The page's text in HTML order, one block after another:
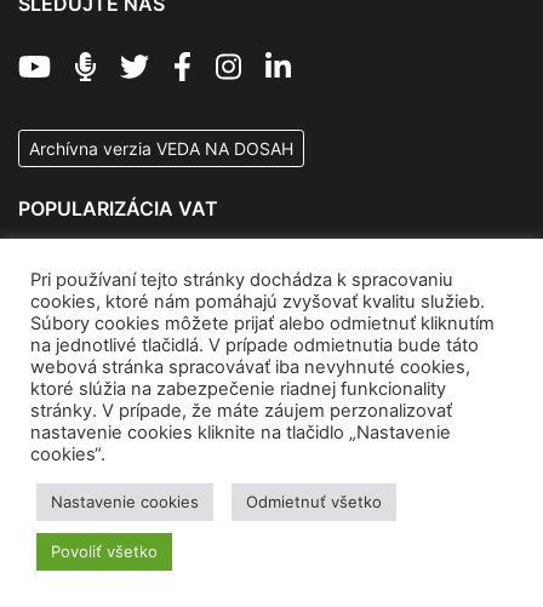
Archívna verzia VEDA NA DOSAH
POPULARIZÁCIA VAT
Kontakty
Zážitkové centrá vedy
Quark
SK CRIS
CIP VVI
Koncepčné materiály
PODUJATIA NCP VAT
Pri používaní tejto stránky dochádza k spracovaniu
cookies, ktoré nám pomáhajú zvyšovať kvalitu služieb.
Súbory cookies môžete prijať alebo odmietnuť kliknutím
na jednotlivé tlačidlá. V prípade odmietnutia bude táto
webová stránka spracovávať iba nevyhnuté cookies,
ktoré slúžia na zabezpečenie riadnej funkcionality
stránky. V prípade, že máte záujem perzonalizovať
nastavenie cookies kliknite na tlačidlo „Nastavenie
cookies“.
Nastavenie cookies Odmietnuť všetko
Povoliť všetko